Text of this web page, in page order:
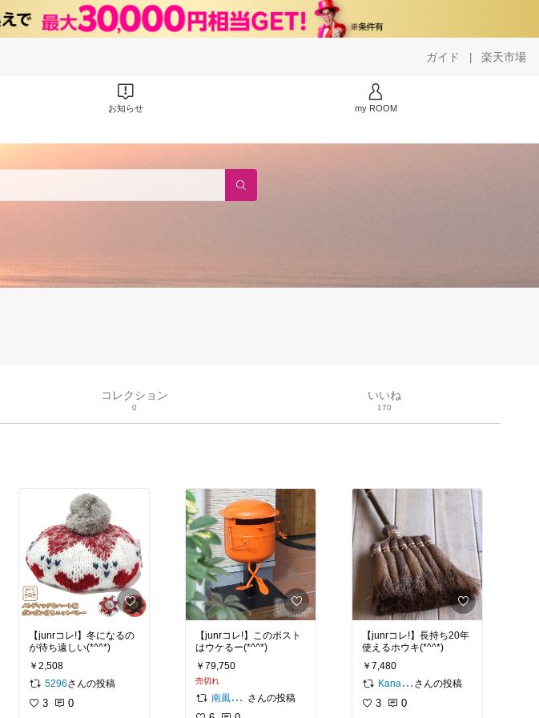
ガイド | 楽天市場
お知らせ my ROOM
コレクション
0
いいね
170
【junrコレ!】冬になるの
が待ち遠しい(*^^*)
￥2,508
5296さんの投稿
3 0
【junrコレ!】このポスト
はウケるー(*^^*)
￥79,750
売切れ
南風野Gardenfactory さんの投稿
【junrコレ!】長持ち20年
使えるホウキ(*^^*)
￥7,480
Kanaの気ままな暮らし
さんの投稿
3 0